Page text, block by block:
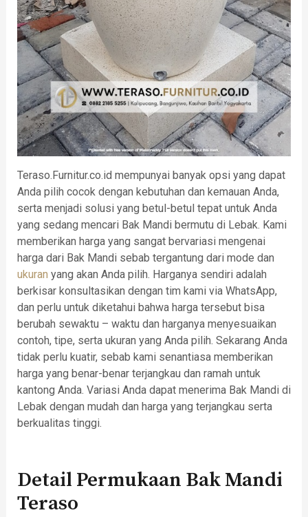
Teraso.Furnitur.co.id mempunyai banyak opsi yang dapat
Anda pilih cocok dengan kebutuhan dan kemauan Anda,
serta menjadi solusi yang betul-betul tepat untuk Anda
yang sedang mencari Bak Mandi bermutu di Lebak. Kami
memberikan harga yang sangat bervariasi mengenai
harga dari Bak Mandi sebab tergantung dari mode dan
ukuran yang akan Anda pilih. Harganya sendiri adalah
berkisar konsultasikan dengan tim kami via WhatsApp,
dan perlu untuk diketahui bahwa harga tersebut bisa
berubah sewaktu – waktu dan harganya menyesuaikan
contoh, tipe, serta ukuran yang Anda pilih. Sekarang Anda
tidak perlu kuatir, sebab kami senantiasa memberikan
harga yang benar-benar terjangkau dan ramah untuk
kantong Anda. Variasi Anda dapat menerima Bak Mandi di
Lebak dengan mudah dan harga yang terjangkau serta
berkualitas tinggi.
Detail Permukaan Bak Mandi
Teraso